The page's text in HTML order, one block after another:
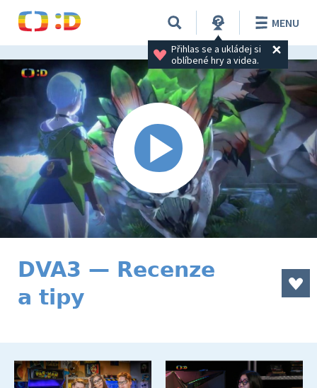
Přihlas se a ukládej si
oblíbené hry a videa.
MENU
DVA3 — Recenze
a tipy